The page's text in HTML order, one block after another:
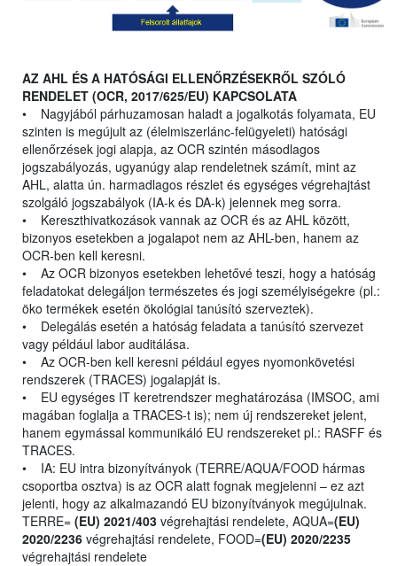
AZ AHL ÉS A HATÓSÁGI ELLENŐRZÉSEKRŐL SZÓLÓ
RENDELET (OCR, 2017/625/EU) KAPCSOLATA
• Nagyjából párhuzamosan haladt a jogalkotás folyamata, EU
szinten is megújult az (élelmiszerlánc-felügyeleti) hatósági
ellenőrzések jogi alapja, az OCR szintén másodlagos
jogszabályozás, ugyanúgy alap rendeletnek számít, mint az
AHL, alatta ún. harmadlagos részlet és egységes végrehajtást
szolgáló jogszabályok (IA-k és DA-k) jelennek meg sorra.
• Kereszthivatkozások vannak az OCR és az AHL között,
bizonyos esetekben a jogalapot nem az AHL-ben, hanem az
OCR-ben kell keresni.
• Az OCR bizonyos esetekben lehetővé teszi, hogy a hatóság
feladatokat delegáljon természetes és jogi személyiségekre (pl.:
öko termékek esetén ökológiai tanúsító szerveztek).
• Delegálás esetén a hatóság feladata a tanúsító szervezet
vagy például labor auditálása.
• Az OCR-ben kell keresni például egyes nyomonkövetési
rendszerek (TRACES) jogalapját is.
• EU egységes IT keretrendszer meghatározása (IMSOC, ami
magában foglalja a TRACES-t is); nem új rendszereket jelent,
hanem egymással kommunikáló EU rendszereket pl.: RASFF és
TRACES.
• IA: EU intra bizonyítványok (TERRE/AQUA/FOOD hármas
csoportba osztva) is az OCR alatt fognak megjelenni – ez azt
jelenti, hogy az alkalmazandó EU bizonyítványok megújulnak.
TERRE= (EU) 2021/403 végrehajtási rendelete, AQUA=(EU)
2020/2236 végrehajtási rendelete, FOOD=(EU) 2020/2235
végrehajtási rendelete